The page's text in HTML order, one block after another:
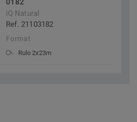
0182
iQ Natural
Ref. 21103182
Format
Rulo 2x23m